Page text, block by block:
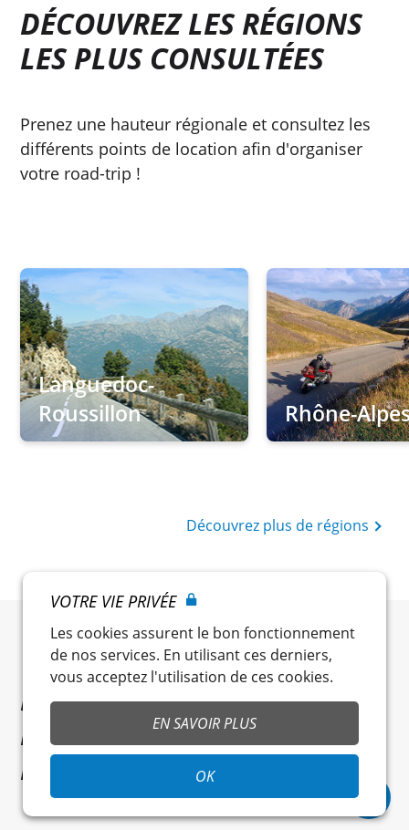
DÉCOUVREZ LES RÉGIONS
LES PLUS CONSULTÉES
Prenez une hauteur régionale et consultez les
différents points de location afin d'organiser
votre road-trip !
Languedoc-
Roussillon
Rhône-
Découvrez plus de régions
RÉSERVEZ VOTRE
PROCHAINE SORTIE MOTO
EN TOUTE FACILITÉ
VOTRE VIE PRIVÉE
Les cookies assurent le bon fonctionnement
de nos services. En utilisant ces derniers,
vous acceptez l'utilisation de ces cookies.
EN SAVOIR PLUS
OK